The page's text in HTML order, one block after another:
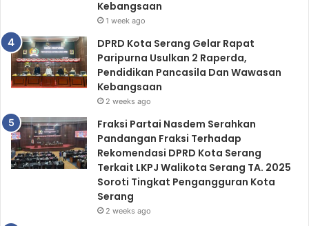
Kebangsaan
1 week ago
DPRD Kota Serang Gelar Rapat
Paripurna Usulkan 2 Raperda,
Pendidikan Pancasila Dan Wawasan
Kebangsaan
2 weeks ago
Fraksi Partai Nasdem Serahkan
Pandangan Fraksi Terhadap
Rekomendasi DPRD Kota Serang
Terkait LKPJ Walikota Serang TA. 2025
Soroti Tingkat Pengangguran Kota
Serang
2 weeks ago